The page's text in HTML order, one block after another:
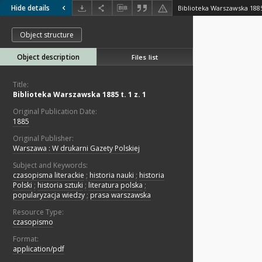
Hide details Biblioteka Warszawska
Object structure
Object description Files list
Title:
Biblioteka Warszawska 1885 t. 1 z. 1
Original Publication Date:
1885
Original Publisher:
Warszawa : W drukarni Gazety Polskiej
Subject and Keywords:
czasopisma literackie ; historia nauki ; historia
Polski ; historia sztuki ; literatura polska ;
popularyzacja wiedzy ; prasa warszawska
Resource Type:
czasopismo
Format:
application/pdf